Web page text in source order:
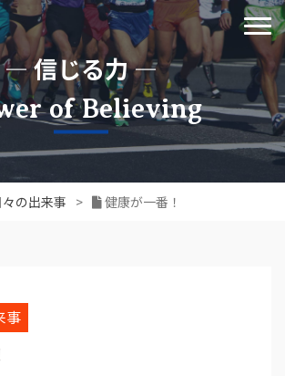
― 信じる力 ―
of Believing
々の出来事 > 健康が一番！
事